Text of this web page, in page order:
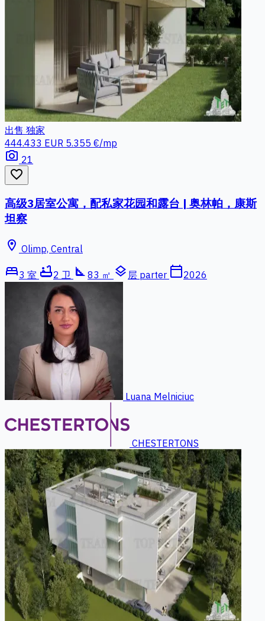
出售 独家
444.433 EUR 5.355 €/mp
photo_camera 21
favorite_border
高级3居室公寓，配私家花园和露台 | 奥林帕，康斯
坦察
location_on Olimp, Central
bed3 室 bathtub2 卫 square_foot 83 ㎡ layers 层 parter calendar_today2026
Luana Melniciuc
CHESTERTONS